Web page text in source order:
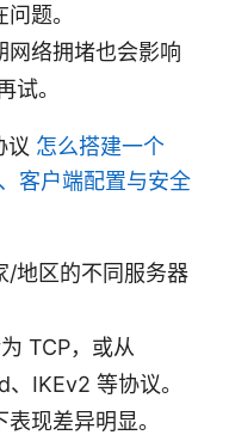
题。
网络拥堵也会影响
试。
议 怎么搭建一个
客户端配置与安全
/地区的不同服务器
TCP，或从
IKEv2 等协议。
现差异明显。